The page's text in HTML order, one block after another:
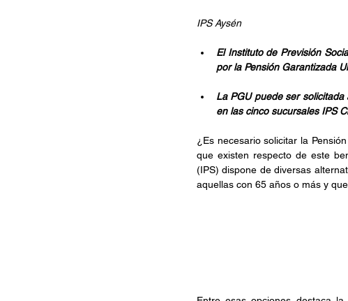
IPS Aysén
El Instituto de Previsión
por la Pensión Garantizada
La PGU puede ser solicitada
en las cinco sucursales IPS
¿Es necesario solicitar la
que existen respecto de este
(IPS) dispone de diversas
aquellas con 65 años o más y